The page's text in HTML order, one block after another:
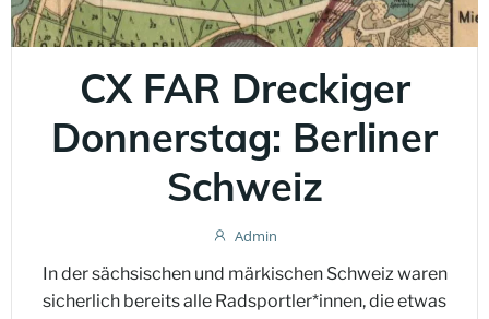
CX FAR Dreckiger
Donnerstag: Berliner
Schweiz
Admin
In der sächsischen und märkischen Schweiz waren
sicherlich bereits alle Radsportler*innen, die etwas